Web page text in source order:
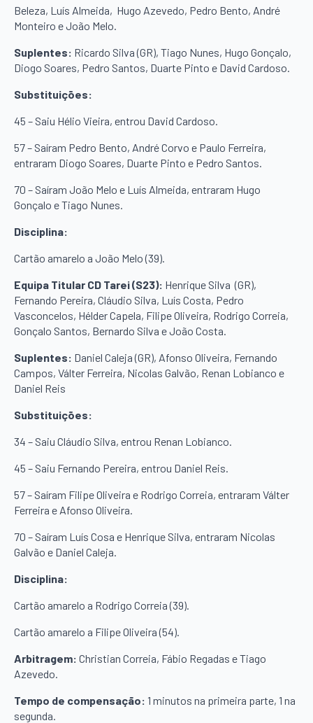
Beleza, Luís Almeida, Hugo Azevedo, Pedro Bento, André
Monteiro e João Melo.
Suplentes: Ricardo Silva (GR), Tiago Nunes, Hugo Gonçalo,
Diogo Soares, Pedro Santos, Duarte Pinto e David Cardoso.
Substituições:
45 – Saiu Hélio Vieira, entrou David Cardoso.
57 – Saíram Pedro Bento, André Corvo e Paulo Ferreira,
entraram Diogo Soares, Duarte Pinto e Pedro Santos.
70 – Saíram João Melo e Luís Almeida, entraram Hugo
Gonçalo e Tiago Nunes.
Disciplina:
Cartão amarelo a João Melo (39).
Equipa Titular CD Tarei (S23): Henrique Silva (GR),
Fernando Pereira, Cláudio Silva, Luís Costa, Pedro
Vasconcelos, Hélder Capela, Filipe Oliveira, Rodrigo Correia,
Gonçalo Santos, Bernardo Silva e João Costa.
Suplentes: Daniel Caleja (GR), Afonso Oliveira, Fernando
Campos, Válter Ferreira, Nicolas Galvão, Renan Lobianco e
Daniel Reis
Substituições:
34 – Saiu Cláudio Silva, entrou Renan Lobianco.
45 – Saiu Fernando Pereira, entrou Daniel Reis.
57 – Saíram Filipe Oliveira e Rodrigo Correia, entraram Válter
Ferreira e Afonso Oliveira.
70 – Saíram Luís Cosa e Henrique Silva, entraram Nicolas
Galvão e Daniel Caleja.
Disciplina:
Cartão amarelo a Rodrigo Correia (39).
Cartão amarelo a Filipe Oliveira (54).
Arbitragem: Christian Correia, Fábio Regadas e Tiago
Azevedo.
Tempo de compensação: 1 minutos na primeira parte, 1 na
segunda.